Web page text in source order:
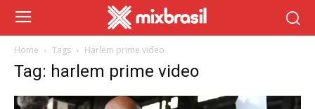
Home Tags Harlem prime video
Tag: harlem prime video